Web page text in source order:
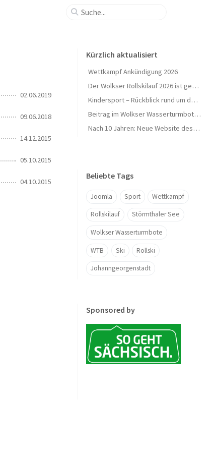
02.06.2019
09.06.2018
14.12.2015
05.10.2015
04.10.2015
Kürzlich aktualisiert
Wettkampf Ankündigung 2026
Der Wolkser Rollskilauf 2026 ist geschafft – Ein herzliches Dankeschön!
Kindersport – Rückblick rund um den Herbst 🍁
Beitrag im Wolkser Wasserturmbote (Ausgabe 2025/09)
Nach 10 Jahren: Neue Website des L58-Ski geht online 🎉
Beliebte Tags
Joomla Sport Wettkampf
Rollskilauf Störmthaler See
Wolkser Wasserturmbote
WTB Ski Rollski
Johanngeorgenstadt
Sponsored by